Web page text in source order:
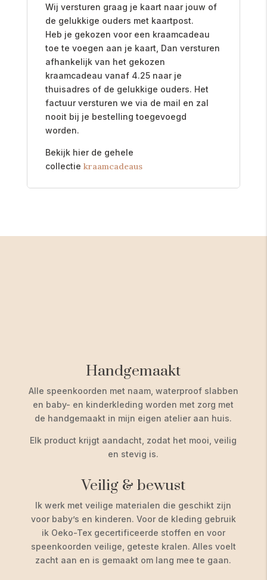
Wij versturen graag je kaart naar jouw of
de gelukkige ouders met kaartpost.
Heb je gekozen voor een kraamcadeau
toe te voegen aan je kaart, Dan versturen
afhankelijk van het gekozen
kraamcadeau vanaf 4.25 naar je
thuisadres of de gelukkige ouders. Het
factuur versturen we via de mail en zal
nooit bij je bestelling toegevoegd
worden.
Bekijk hier de gehele
collectie kraamcadeaus
Handgemaakt
Alle speenkoorden met naam, waterproof slabben
en baby- en kinderkleding worden met zorg met
de handgemaakt in mijn eigen atelier aan huis.
Elk product krijgt aandacht, zodat het mooi, veilig
en stevig is.
Veilig & bewust
Ik werk met veilige materialen die geschikt zijn
voor baby’s en kinderen. Voor de kleding gebruik
ik Oeko-Tex gecertificeerde stoffen en voor
speenkoorden veilige, geteste kralen. Alles voelt
zacht aan en is gemaakt om lang mee te gaan.